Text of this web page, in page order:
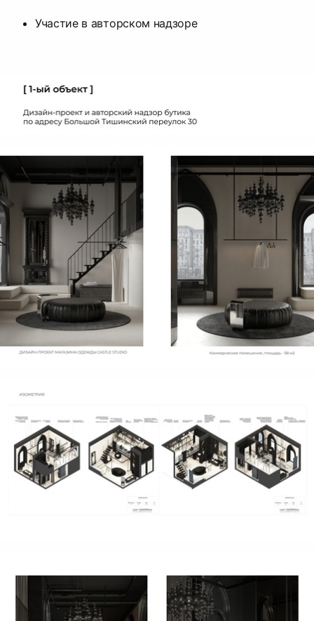
Участие в авторском надзоре